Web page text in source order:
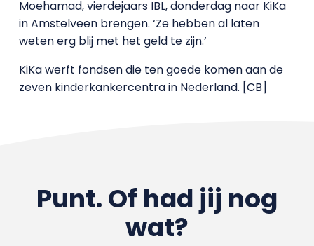
Moehamad, vierdejaars IBL, donderdag naar KiKa
in Amstelveen brengen. ‘Ze hebben al laten
weten erg blij met het geld te zijn.’
KiKa werft fondsen die ten goede komen aan de
zeven kinderkankercentra in Nederland. [CB]
Punt. Of had jij nog
wat?